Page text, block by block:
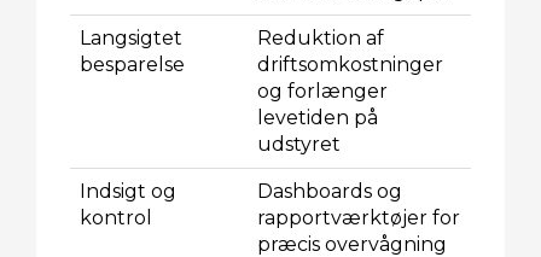
Langsigtet
besparelse
Reduktion af
driftsomkostninger
og forlænger
levetiden på
udstyret
Indsigt og
kontrol
Dashboards og
rapportværktøjer for
præcis overvågning